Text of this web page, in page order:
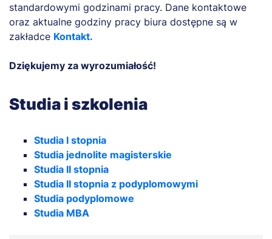
standardowymi godzinami pracy. Dane kontaktowe
oraz aktualne godziny pracy biura dostępne są w
zakładce Kontakt.
Dziękujemy za wyrozumiałość!
Studia i szkolenia
Studia I stopnia
Studia jednolite magisterskie
Studia II stopnia
Studia II stopnia z podyplomowymi
Studia podyplomowe
Studia MBA